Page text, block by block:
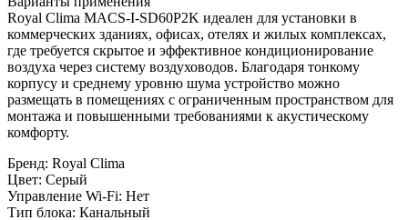
Royal Clima MACS-I-SD60P2K идеален для установки в
коммерческих зданиях, офисах, отелях и жилых комплексах,
где требуется скрытое и эффективное кондиционирование
воздуха через систему воздуховодов. Благодаря тонкому
корпусу и среднему уровню шума устройство можно
размещать в помещениях с ограниченным пространством для
монтажа и повышенными требованиями к акустическому
комфорту.
Бренд: Royal Clima
Цвет: Серый
Управление Wi-Fi: Нет
Тип блока: Канальный